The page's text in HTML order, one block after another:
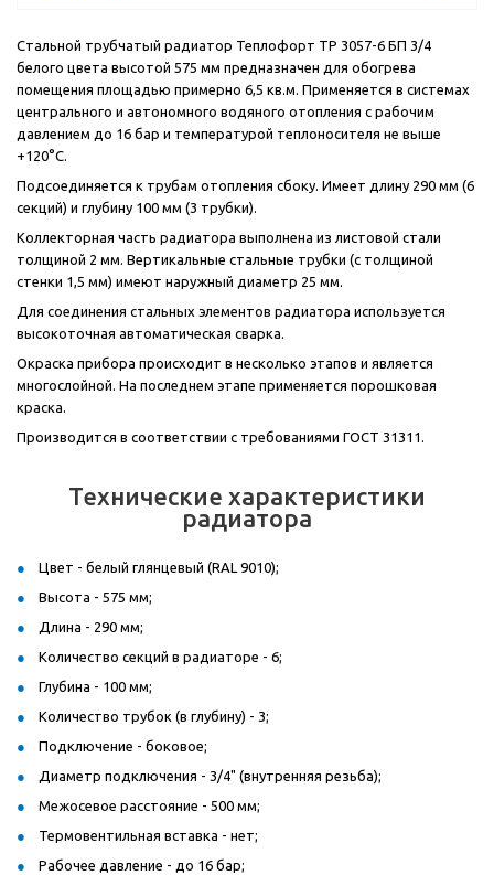
Стальной трубчатый радиатор Теплофорт ТР 3057-6 БП 3/4
белого цвета высотой 575 мм предназначен для обогрева
помещения площадью примерно 6,5 кв.м. Применяется в системах
центрального и автономного водяного отопления с рабочим
давлением до 16 бар и температурой теплоносителя не выше
+120°C.
Подсоединяется к трубам отопления сбоку. Имеет длину 290 мм (6
секций) и глубину 100 мм (3 трубки).
Коллекторная часть радиатора выполнена из листовой стали
толщиной 2 мм. Вертикальные стальные трубки (с толщиной
стенки 1,5 мм) имеют наружный диаметр 25 мм.
Для соединения стальных элементов радиатора используется
высокоточная автоматическая сварка.
Окраска прибора происходит в несколько этапов и является
многослойной. На последнем этапе применяется порошковая
краска.
Производится в соответствии с требованиями ГОСТ 31311.
Технические характеристики
радиатора
Цвет - белый глянцевый (RAL 9010);
Высота - 575 мм;
Длина - 290 мм;
Количество секций в радиаторе - 6;
Глубина - 100 мм;
Количество трубок (в глубину) - 3;
Подключение - боковое;
Диаметр подключения - 3/4" (внутренняя резьба);
Межосевое расстояние - 500 мм;
Термовентильная вставка - нет;
Рабочее давление - до 16 бар;